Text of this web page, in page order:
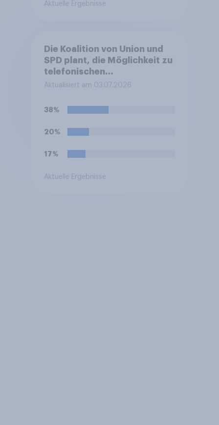
Reform oder lehnen Sie sie
ab?
Aktuelle Ergebnisse
Die Koalition von Union und
SPD plant, die Möglichkeit zu
telefonischen
Krankschreibungen für
Praxisbesuch abzuschaffen.
Befürworten Sie das oder
lehnen Sie es ab?
Aktualisiert am 03.07.2026
38%
20%
17%
Aktuelle Ergebnisse